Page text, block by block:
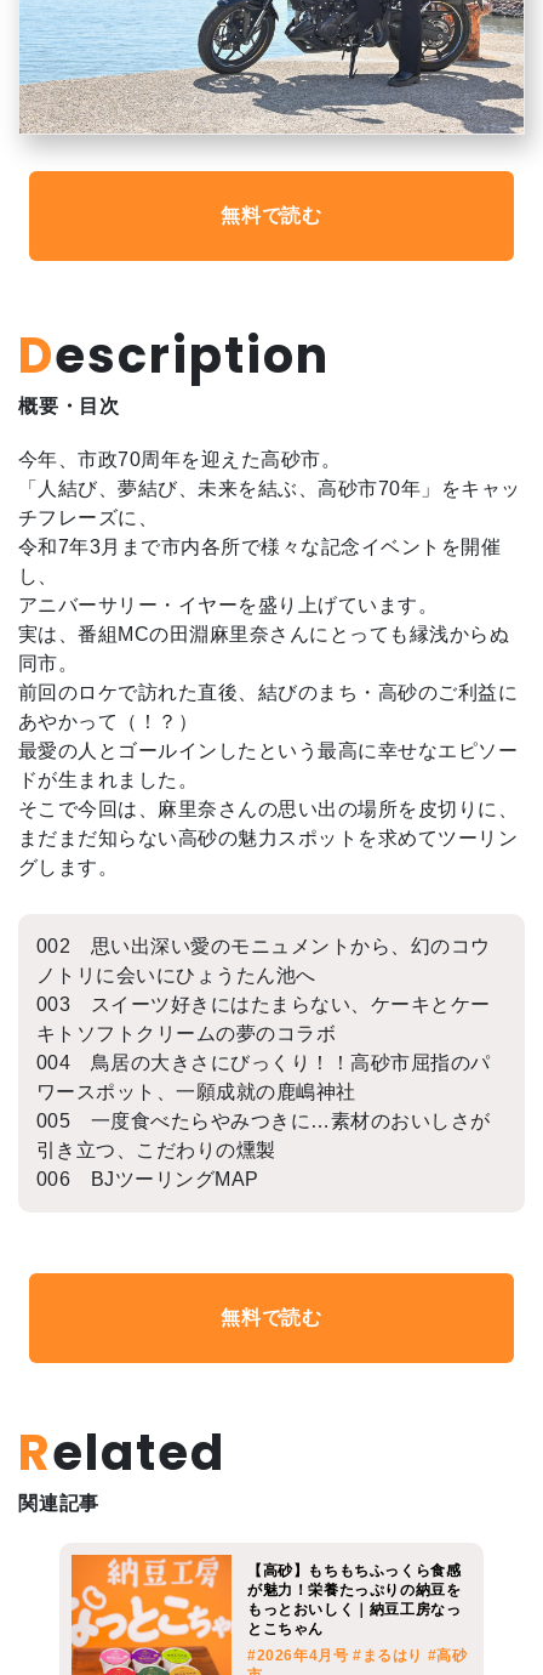
無料で読む
Description
概要・目次
今年、市政70周年を迎えた高砂市。
「人結び、夢結び、未来を結ぶ、高砂市70年」をキャッ
チフレーズに、
令和7年3月まで市内各所で様々な記念イベントを開催
し、
アニバーサリー・イヤーを盛り上げています。
実は、番組MCの田淵麻里奈さんにとっても縁浅からぬ
同市。
前回のロケで訪れた直後、結びのまち・高砂のご利益に
あやかって（！？）
最愛の人とゴールインしたという最高に幸せなエピソー
ドが生まれました。
そこで今回は、麻里奈さんの思い出の場所を皮切りに、
まだまだ知らない高砂の魅力スポットを求めてツーリン
グします。
002 思い出深い愛のモニュメントから、幻のコウ
ノトリに会いにひょうたん池へ
003 スイーツ好きにはたまらない、ケーキとケー
キトソフトクリームの夢のコラボ
004 鳥居の大きさにびっくり！！高砂市屈指のパ
ワースポット、一願成就の鹿嶋神社
005 一度食べたらやみつきに…素材のおいしさが
引き立つ、こだわりの燻製
006 BJツーリングMAP
無料で読む
Related
関連記事
【高砂】もちもちふっくら食感
が魅力！栄養たっぷりの納豆を
もっとおいしく｜納豆工房なっ
とこちゃん
#2026年4月号 #まるはり #高砂